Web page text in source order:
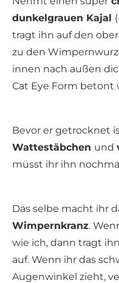
dunkelgrauen Kajal
tragt ihn auf den
zu den
innen nach außen
Cat Eye Form betont
Bevor er getrocknet
Wattestäbchen und
müsst ihr ihn
Das selbe macht ihr
Wimpernkranz.
wie ich, dann tragt
auf. Wenn ihr das
Augenwinkel zieht,